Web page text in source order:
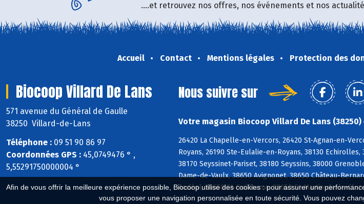
Afin de vous offrir la meilleure expérience possible, Biocoop utilise des cookies : pour assurer une
vous proposer une navigation personnalisée en toute sécurité. Vous pouvez
....et retrouvez nos offres, nos événements et nos
Accueil Contact Mentions légales Protection des
Biocoop Villard De Lans
571 avenue du Général de Gaulle
38250 Villard-de-Lans
Téléphone : 09 51 90 86 97
Coordonnées GPS : 45,0749476 ° ,
5,55291750000004 °
Nous suivre sur
Votre magasin Biocoop Villard De Lans
26420 La Chapelle-en-Vercors, 26420 St-Agnan-en-
Royans, 26190 Ste-Eulalie-en-Royans, 38130 Echirolles,
38170 Seyssinet-Pariset, 38180 Seyssins, 38000
Dame-de-Vaulx, 38650 Avignonet, 38650 Château-
Andéol, 38650 St-Guillaume, 38650 St-Martin-de-la-